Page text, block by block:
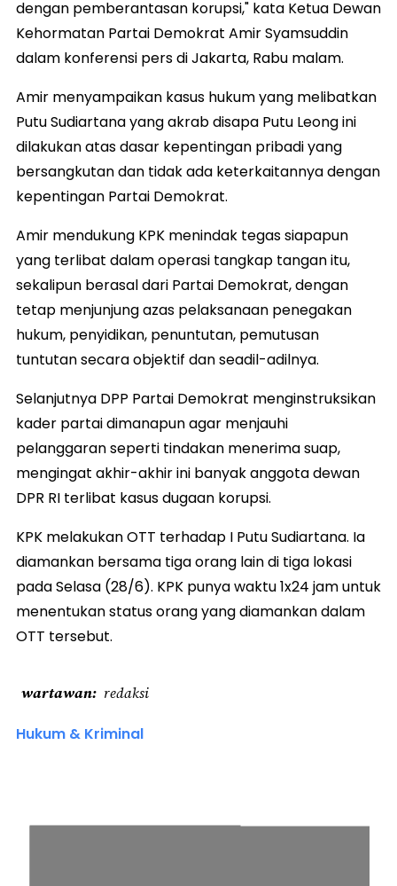
dengan pemberantasan korupsi," kata Ketua Dewan
Kehormatan Partai Demokrat Amir Syamsuddin
dalam konferensi pers di Jakarta, Rabu malam.
Amir menyampaikan kasus hukum yang melibatkan
Putu Sudiartana yang akrab disapa Putu Leong ini
dilakukan atas dasar kepentingan pribadi yang
bersangkutan dan tidak ada keterkaitannya dengan
kepentingan Partai Demokrat.
Amir mendukung KPK menindak tegas siapapun
yang terlibat dalam operasi tangkap tangan itu,
sekalipun berasal dari Partai Demokrat, dengan
tetap menjunjung azas pelaksanaan penegakan
hukum, penyidikan, penuntutan, pemutusan
tuntutan secara objektif dan seadil-adilnya.
Selanjutnya DPP Partai Demokrat menginstruksikan
kader partai dimanapun agar menjauhi
pelanggaran seperti tindakan menerima suap,
mengingat akhir-akhir ini banyak anggota dewan
DPR RI terlibat kasus dugaan korupsi.
KPK melakukan OTT terhadap I Putu Sudiartana. Ia
diamankan bersama tiga orang lain di tiga lokasi
pada Selasa (28/6). KPK punya waktu 1x24 jam untuk
menentukan status orang yang diamankan dalam
OTT tersebut.
wartawan redaksi
Hukum & Kriminal